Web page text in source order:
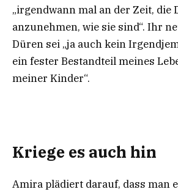
„irgendwann mal an der Zeit, die
anzunehmen, wie sie sind“. Ihr
Düren sei „ja auch kein
ein fester Bestandteil meines
meiner Kinder“.
Kriege es auch hin
Amira plädiert darauf, dass man